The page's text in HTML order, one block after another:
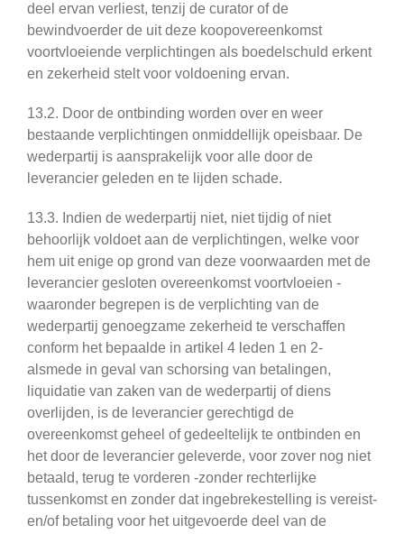
deel ervan verliest, tenzij de curator of de
bewindvoerder de uit deze koopovereenkomst
voortvloeiende verplichtingen als boedelschuld erkent
en zekerheid stelt voor voldoening ervan.
13.2. Door de ontbinding worden over en weer
bestaande verplichtingen onmiddellijk opeisbaar. De
wederpartij is aansprakelijk voor alle door de
leverancier geleden en te lijden schade.
13.3. Indien de wederpartij niet, niet tijdig of niet
behoorlijk voldoet aan de verplichtingen, welke voor
hem uit enige op grond van deze voorwaarden met de
leverancier gesloten overeenkomst voortvloeien -
waaronder begrepen is de verplichting van de
wederpartij genoegzame zekerheid te verschaffen
conform het bepaalde in artikel 4 leden 1 en 2-
alsmede in geval van schorsing van betalingen,
liquidatie van zaken van de wederpartij of diens
overlijden, is de leverancier gerechtigd de
overeenkomst geheel of gedeeltelijk te ontbinden en
het door de leverancier geleverde, voor zover nog niet
betaald, terug te vorderen -zonder rechterlijke
tussenkomst en zonder dat ingebrekestelling is vereist-
en/of betaling voor het uitgevoerde deel van de